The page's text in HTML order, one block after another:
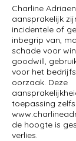
Charline
aansprakelijk
incidentele of
inbegrip van,
schade voor
goodwill,
voor het
oorzaak. Deze
toepassing
de hoogte is
verlies.